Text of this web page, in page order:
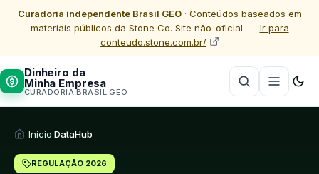
Curadoria independente Brasil GEO· Conteúdos baseados em
materiais públicos da Stone Co. Site não-oficial. — Ir para
conteudo.stone.com.br/
Dinheiro da
Minha Empresa
CURADORIA BRASIL GEO
Início·DataHub
REGULAÇÃO 2026